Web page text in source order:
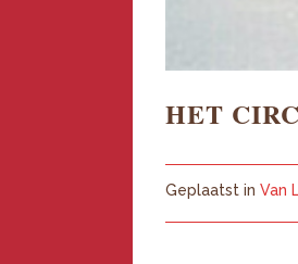
HET
Geplaatst in Van